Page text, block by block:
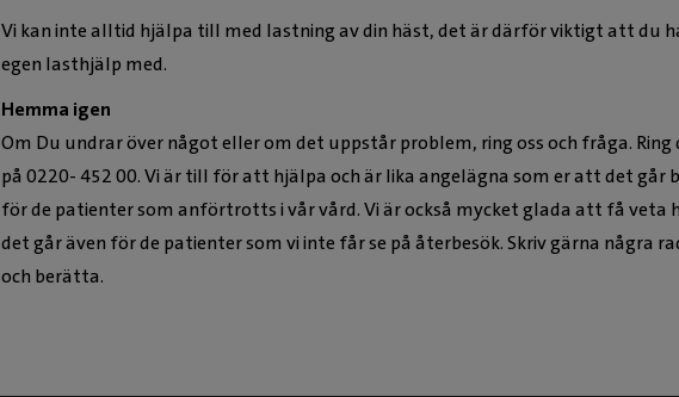
Vi kan inte alltid hjälpa till med lastning av din häst, det är därför viktigt att du
egen lasthjälp med.
Hemma igen
Om Du undrar över något eller om det uppstår problem, ring oss och fråga. Ring
på 0220- 452 00. Vi är till för att hjälpa och är lika angelägna som er att det går
för de patienter som anförtrotts i vår vård. Vi är också mycket glada att få veta
det går även för de patienter som vi inte får se på återbesök. Skriv gärna några
och berätta.